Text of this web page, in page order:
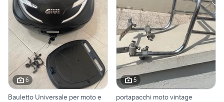
6
Bauletto Universale per moto e
5
portapacchi moto vintage